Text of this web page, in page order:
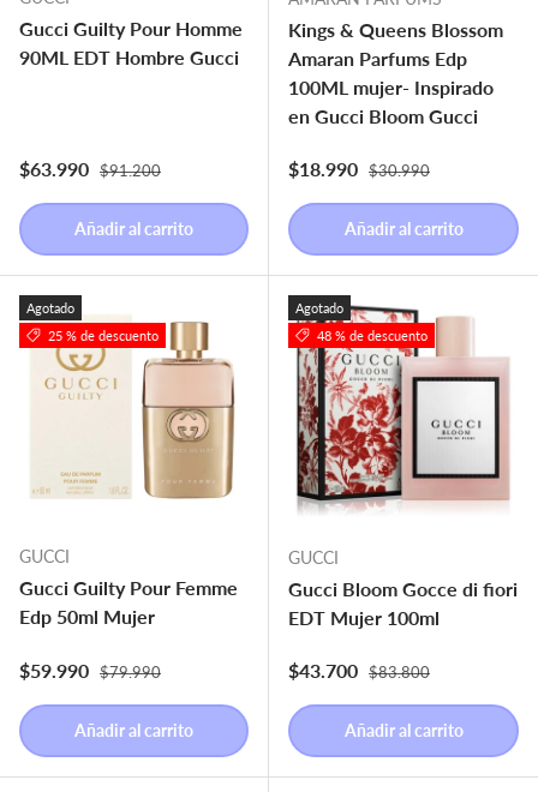
Gucci Guilty Pour Homme
90ML EDT Hombre Gucci
Precio de venta
$63.990 Precio normal
$91.200
Añadir al carrito
Kings & Queens Blossom
Amaran Parfums Edp
100ML mujer- Inspirado
en Gucci Bloom Gucci
Precio de venta
$18.990 Precio normal
$30.990
Añadir al carrito
Agotado
25 % de descuento
GUCCI
Gucci Guilty Pour Femme
Edp 50ml Mujer
Precio de venta
$59.990 Precio normal
$79.990
Añadir al carrito
Agotado
48 % de descuento
GUCCI
Gucci Bloom Gocce di fiori
EDT Mujer 100ml
Precio de venta
$43.700 Precio normal
$83.800
Añadir al carrito